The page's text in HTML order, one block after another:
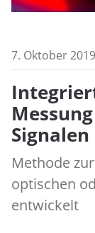
7. Oktober
Signalen
Methode
optischen
entwickelt